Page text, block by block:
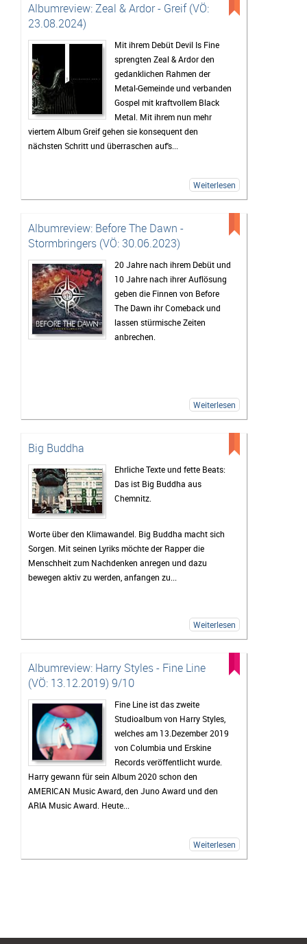
Albumreview: Zeal & Ardor - Greif (VÖ:
23.08.2024)
Mit ihrem Debüt Devil Is Fine
sprengten Zeal & Ardor den
gedanklichen Rahmen der
Metal-Gemeinde und verbanden
Gospel mit kraftvollem Black
Metal. Mit ihrem nun mehr
viertem Album Greif gehen sie konsequent den
nächsten Schritt und überraschen auf's...
Weiterlesen
Albumreview: Before The Dawn -
Stormbringers (VÖ: 30.06.2023)
20 Jahre nach ihrem Debüt und
10 Jahre nach ihrer Auflösung
geben die Finnen von Before
The Dawn ihr Comeback und
lassen stürmische Zeiten
anbrechen.
Weiterlesen
Big Buddha
Ehrliche Texte und fette Beats:
Das ist Big Buddha aus
Chemnitz.
Worte über den Klimawandel. Big Buddha macht sich
Sorgen. Mit seinen Lyriks möchte der Rapper die
Menschheit zum Nachdenken anregen und dazu
bewegen aktiv zu werden, anfangen zu...
Weiterlesen
Albumreview: Harry Styles - Fine Line
(VÖ: 13.12.2019) 9/10
Fine Line ist das zweite
Studioalbum von Harry Styles,
welches am 13.Dezember 2019
von Columbia und Erskine
Records veröffentlicht wurde.
Harry gewann für sein Album 2020 schon den
AMERICAN Music Award, den Juno Award und den
ARIA Music Award. Heute...
Weiterlesen